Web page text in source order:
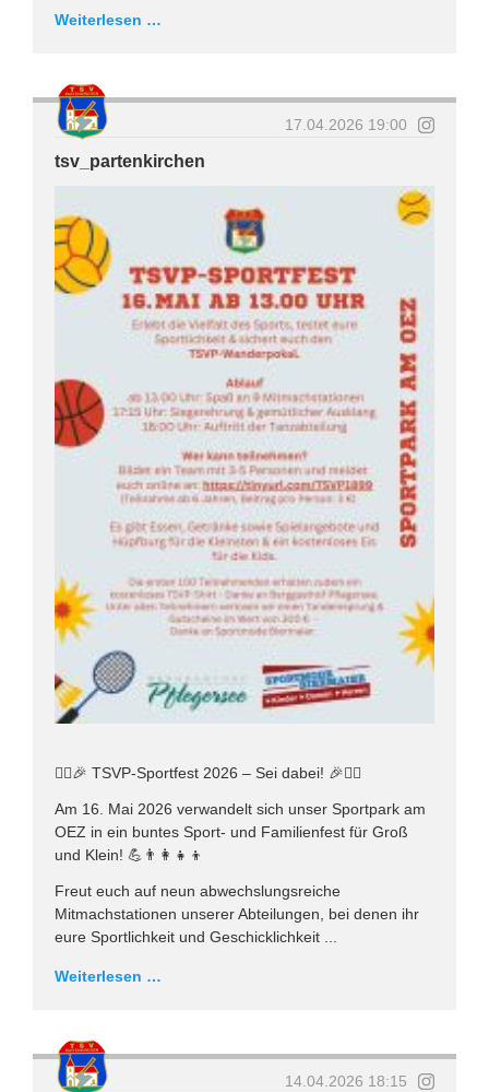
Weiterlesen …
17.04.2026 19:00
tsv_partenkirchen
🏃‍♂️🎉 TSVP-Sportfest 2026 – Sei dabei! 🎉🏃‍♀️
Am 16. Mai 2026 verwandelt sich unser Sportpark am
OEZ in ein buntes Sport- und Familienfest für Groß
und Klein! 💪👨‍👩‍👧‍👦
Freut euch auf neun abwechslungsreiche
Mitmachstationen unserer Abteilungen, bei denen ihr
eure Sportlichkeit und Geschicklichkeit ...
Weiterlesen …
14.04.2026 18:15